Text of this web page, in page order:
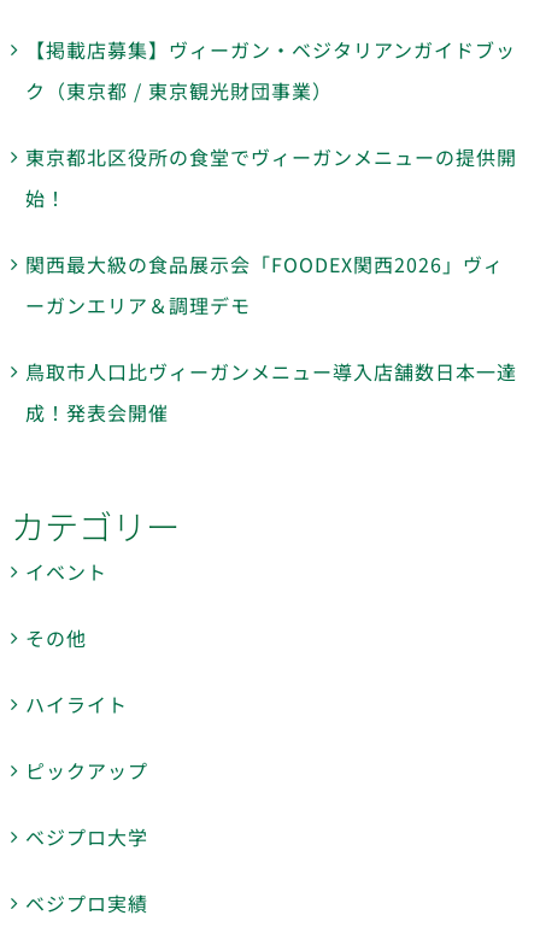
【掲載店募集】ヴィーガン・ベジタリアンガイドブッ
ク（東京都 / 東京観光財団事業）
東京都北区役所の食堂でヴィーガンメニューの提供開
始！
関西最大級の食品展示会「FOODEX関西2026」ヴィ
ーガンエリア＆調理デモ
鳥取市人口比ヴィーガンメニュー導入店舗数日本一達
成！発表会開催
カテゴリー
イベント
その他
ハイライト
ピックアップ
ベジプロ大学
ベジプロ実績